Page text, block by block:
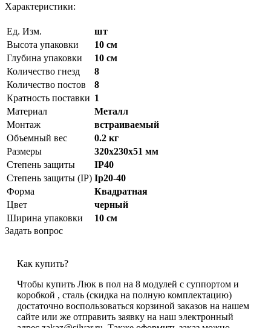
Характеристики:
Ед. Изм.
шт
Высота упаковки
10 см
Глубина упаковки
10 см
Количество гнезд
8
Количество постов
8
Кратность поставки 1
Материал
Металл
Монтаж
встраиваемый
Объемный вес
0.2 кг
Размеры
320х230х51 мм
Степень защиты
IP40
Степень защиты (IP) Ip20-40
Форма
Квадратная
Цвет
черный
Ширина упаковки
10 см
Задать вопрос
Как купить?
Чтобы купить Люк в пол на 8 модулей с суппортом и
коробкой , сталь (скидка на полную комплектацию)
достаточно воспользоваться корзиной заказов на нашем
сайте или же отправить заявку на наш электронный